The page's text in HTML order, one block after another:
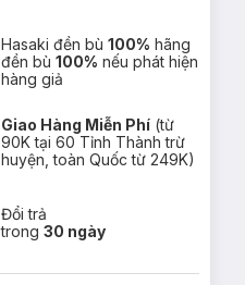
Hasaki đền bù100% hãng
đền bù100% nếu phát hiện
hàng giả
Giao Hàng Miễn Phí (từ
90K tại 60 Tỉnh Thành trừ
huyện, toàn Quốc từ 249K)
Đổi trả
trong30 ngày